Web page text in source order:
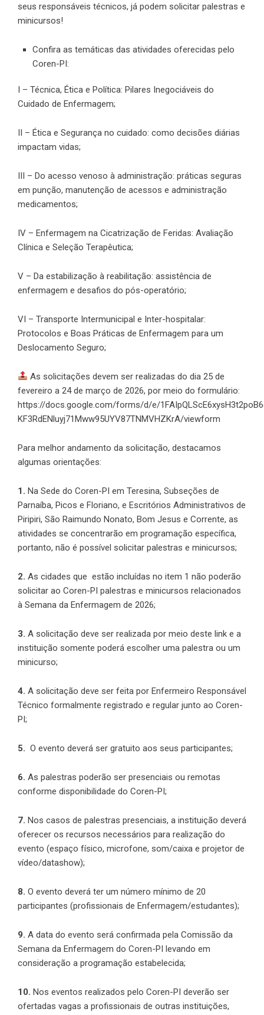
seus responsáveis técnicos, já podem solicitar palestras e
minicursos!
Confira as temáticas das atividades oferecidas pelo
Coren-PI:
I – Técnica, Ética e Política: Pilares Inegociáveis do
Cuidado de Enfermagem;
II – Ética e Segurança no cuidado: como decisões diárias
impactam vidas;
III – Do acesso venoso à administração: práticas seguras
em punção, manutenção de acessos e administração
medicamentos;
IV – Enfermagem na Cicatrização de Feridas: Avaliação
Clínica e Seleção Terapêutica;
V – Da estabilização à reabilitação: assistência de
enfermagem e desafios do pós-operatório;
VI – Transporte Intermunicipal e Inter-hospitalar:
Protocolos e Boas Práticas de Enfermagem para um
Deslocamento Seguro;
As solicitações devem ser realizadas do dia 25 de
fevereiro a 24 de março de 2026, por meio do formulário:
https://docs.google.com/forms/d/e/
KF3RdENluyj71Mww95UYV87TNMVHZKrA/viewform
Para melhor andamento da solicitação, destacamos
algumas orientações:
1. Na Sede do Coren-PI em Teresina, Subseções de
Parnaíba, Picos e Floriano, e Escritórios Administrativos de
Piripiri, São Raimundo Nonato, Bom Jesus e Corrente, as
atividades se concentrarão em programação específica,
portanto, não é possível solicitar palestras e minicursos;
2. As cidades que estão incluídas no item 1 não poderão
solicitar ao Coren-PI palestras e minicursos relacionados
à Semana da Enfermagem de 2026;
3. A solicitação deve ser realizada por meio deste link e a
instituição somente poderá escolher uma palestra ou um
minicurso;
4. A solicitação deve ser feita por Enfermeiro Responsável
Técnico formalmente registrado e regular junto ao Coren-
PI;
5. O evento deverá ser gratuito aos seus participantes;
6. As palestras poderão ser presenciais ou remotas
conforme disponibilidade do Coren-PI;
7. Nos casos de palestras presenciais, a instituição deverá
oferecer os recursos necessários para realização do
evento (espaço físico, microfone, som/caixa e projetor de
vídeo/datashow);
8. O evento deverá ter um número mínimo de 20
participantes (profissionais de Enfermagem/estudantes);
9. A data do evento será confirmada pela Comissão da
Semana da Enfermagem do Coren-PI levando em
consideração a programação estabelecida;
10. Nos eventos realizados pelo Coren-PI deverão ser
ofertadas vagas a profissionais de outras instituições,